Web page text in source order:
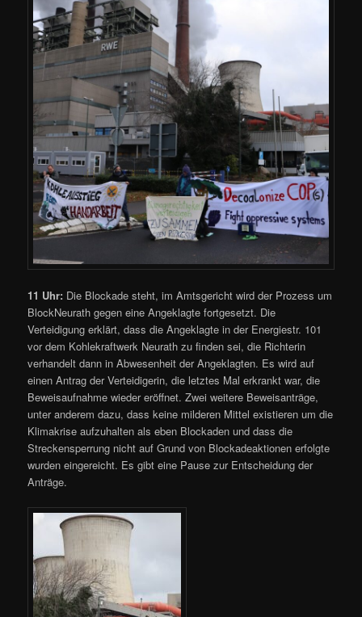
11 Uhr: Die Blockade steht, im Amtsgericht wird der Prozess um
BlockNeurath gegen eine Angeklagte fortgesetzt. Die
Verteidigung erklärt, dass die Angeklagte in der Energiestr. 101
vor dem Kohlekraftwerk Neurath zu finden sei, die Richterin
verhandelt dann in Abwesenheit der Angeklagten. Es wird auf
einen Antrag der Verteidigerin, die letztes Mal erkrankt war, die
Beweisaufnahme wieder eröffnet. Zwei weitere Beweisanträge,
unter anderem dazu, dass keine milderen Mittel existieren um die
Klimakrise aufzuhalten als eben Blockaden und dass die
Streckensperrung nicht auf Grund von Blockadeaktionen erfolgte
wurden eingereicht. Es gibt eine Pause zur Entscheidung der
Anträge.